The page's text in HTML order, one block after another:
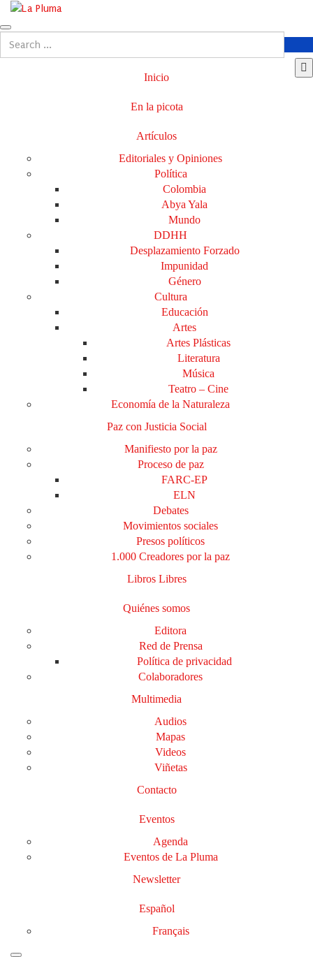
Inicio
En la picota
Artículos
Editoriales y Opiniones
Política
Colombia
Abya Yala
Mundo
DDHH
Desplazamiento Forzado
Impunidad
Género
Cultura
Educación
Artes
Artes Plásticas
Literatura
Música
Teatro – Cine
Economía de la Naturaleza
Paz con Justicia Social
Manifiesto por la paz
Proceso de paz
FARC-EP
ELN
Debates
Movimientos sociales
Presos políticos
1.000 Creadores por la paz
Libros Libres
Quiénes somos
Editora
Red de Prensa
Política de privacidad
Colaboradores
Multimedia
Audios
Mapas
Videos
Viñetas
Contacto
Eventos
Agenda
Eventos de La Pluma
Newsletter
Español
Français